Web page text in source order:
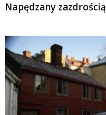
Napędzany zazdrością